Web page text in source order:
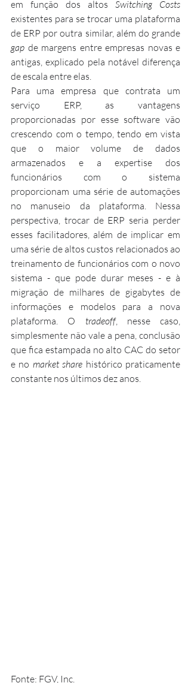
em função dos altos
existentes para se trocar uma plataforma
gap de margens entre empresas novas e
antigas, explicado pela notável diferença
de escala entre elas.
Para uma empresa que contrata um
serviço ERP, as vantagens
proporcionadas por esse software vão
crescendo com o tempo, tendo em vista
que o maior volume de dados
armazenados e a expertise dos
funcionários com o sistema
proporcionam uma série de automações
no manuseio da plataforma. Nessa
perspectiva, trocar de ERP seria perder
esses facilitadores, além de implicar em
uma série de altos custos relacionados ao
treinamento de funcionários com o novo
sistema - que pode durar meses - e à
migração de milhares de gigabytes de
informações e modelos para a nova
plataforma. O tradeoff, nesse caso,
simplesmente não vale a pena, conclusão
que fica estampada no alto CAC do setor
e no market share histórico praticamente
constante nos últimos dez anos.
Fonte: FGV, Inc.